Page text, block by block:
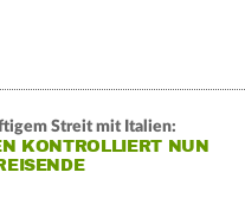
Streit mit Italien:
KONTROLLIERT NUN